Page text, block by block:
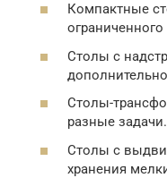
Компактные
Столы с
Столы-
разные задачи.
Столы с
хранения